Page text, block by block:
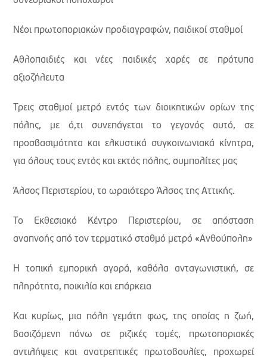
Νέοι πρωτοποριακών προδιαγραφών, παιδικοί σταθμοί
Αθλοπαιδιές και νέες παιδικές χαρές σε πρότυπα
αξιοζήλευτα
Τρεις σταθμοί μετρό εντός των διοικητικών ορίων της
πόλης, με ό,τι συνεπάγεται το γεγονός αυτό, σε
προσβασιμότητα και ελκυστικά συγκοινωνιακά κίνητρα,
για όλους τους εντός και εκτός πόλης, συμπολίτες μας
Άλσος Περιστερίου, το ωραιότερο Άλσος της Αττικής.
Το Εκθεσιακό Κέντρο Περιστερίου, σε απόσταση
αναπνοής από τον τερματικό σταθμό μετρό «Ανθούπολη»
Η τοπική εμπορική αγορά, καθόλα ανταγωνιστική, σε
πληρότητα, ποικιλία και επάρκεια
Και κυρίως, μια πόλη γεμάτη φως, της οποίας η ζωή,
βασιζόμενη πάνω σε ριζικές τομές, πρωτοποριακές
αντιλήψεις και ανατρεπτικές πρωτοβουλίες, προχωρεί